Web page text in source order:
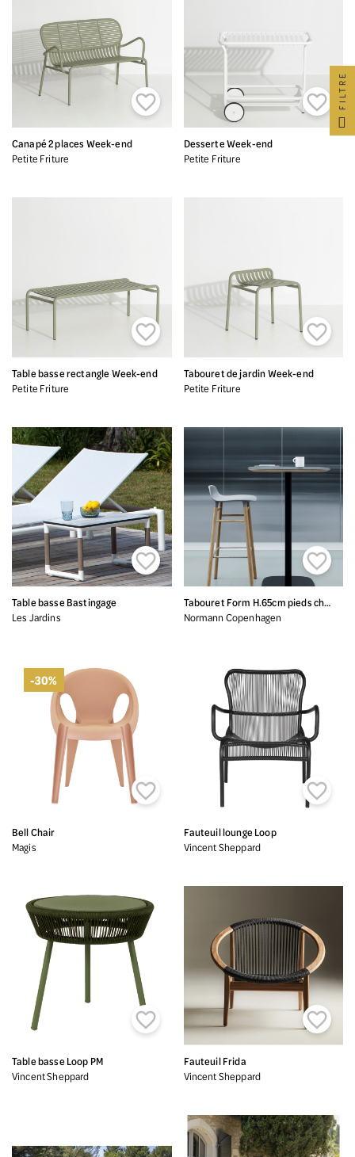

Canapé 2 places Week-end
Petite Friture

Desserte Week-end
Petite Friture

Table basse rectangle Week-end
Petite Friture

Tabouret de jardin Week-end
Petite Friture

Table basse Bastingage
Les Jardins

Tabouret Form H.65cm pieds chêne
Normann Copenhagen
-30%

Bell Chair
Magis

Fauteuil lounge Loop
Vincent Sheppard

Table basse Loop PM
Vincent Sheppard

Fauteuil Frida
Vincent Sheppard
FILTRE